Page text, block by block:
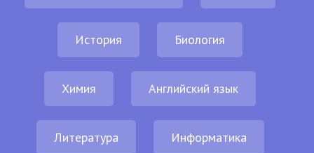
История Биология
Химия Английский язык
Литература Информатика